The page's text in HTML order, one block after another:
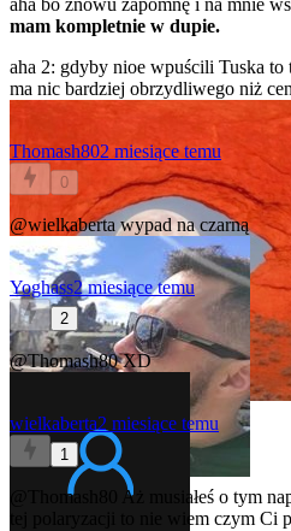
aha bo znowu zapomnę i na mnie
mam kompletnie w dupie.
aha 2: gdyby nioe wpuścili Tuska to
ma nic bardziej obrzydliwego niż
Thomash802 miesiące temu
0
@wielkaberta wypad na czarną
Yoghass2 miesiące temu
2
@Thomash80XD
wielkaberta2 miesiące temu
1
@Thomash80
Aż musiałeś o tym
tej polaryzacji to nie wiem czym Ci